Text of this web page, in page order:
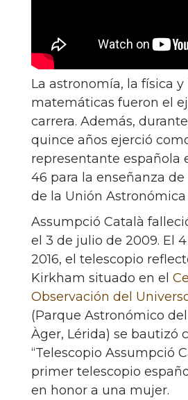
La astronomía, la física y
matemáticas fueron el
carrera. Además,
quince años ejerció
representante española
46 para la enseñanza
de la Unión
Assumpció Català
el 3 de julio de 2009. El
2016, el telescopio
Kirkham situado en el
Observación del
(Parque Astronómico
Àger, Lérida) se bautizó
“Telescopio Assumpció
primer telescopio
en honor a una mujer.